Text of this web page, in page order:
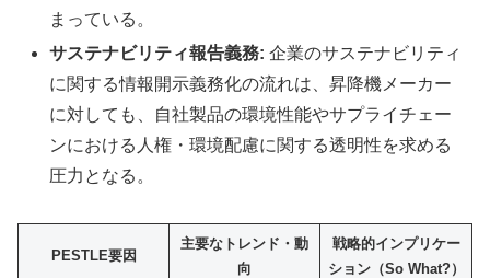
まっている。
サステナビリティ報告義務: 企業のサステナビリティ
に関する情報開示義務化の流れは、昇降機メーカー
に対しても、自社製品の環境性能やサプライチェー
ンにおける人権・環境配慮に関する透明性を求める
圧力となる。
PESTLE要因
主要なトレンド・動
向
戦略的インプリケー
ション（So What?）